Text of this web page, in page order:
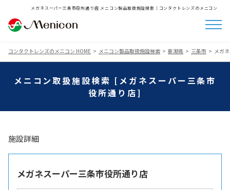
メガネスーパー三条市役所通り店 メニコン製品取扱施設検索│コンタクトレンズのメニコン
コンタクトレンズのメニコン HOME メニコン製品取扱施設検索 新潟県 三条市 メガ
メニコン取扱施設検索 [メガネスーパー三条市
役所通り店]
施設詳細
メガネスーパー三条市役所通り店